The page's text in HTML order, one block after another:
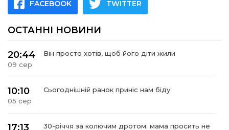
FACEBOOK TWITTER
ОСТАННІ НОВИНИ
20:44
09 сер
Він просто хотів, щоб його діти жили
10:10
05 сер
Сьогоднішній ранок приніс нам біду
17:13
30-річчя за колючим дротом: мама просить не